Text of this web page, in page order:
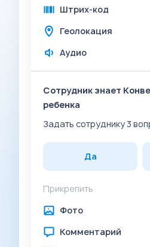
Штрих-код
Геолокация
Аудио
Сотрудник знает
ребенка
Задать сотруднику 3
Да
Прикрепить
Фото
Комментарий